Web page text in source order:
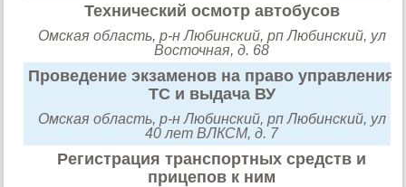
Технический осмотр автобусов
Омская область, р-н Любинский, рп Любинский, ул
Восточная, д. 68
Проведение экзаменов на право управления
ТС и выдача ВУ
Омская область, р-н Любинский, рп Любинский, ул
40 лет ВЛКСМ, д. 7
Регистрация транспортных средств и
прицепов к ним